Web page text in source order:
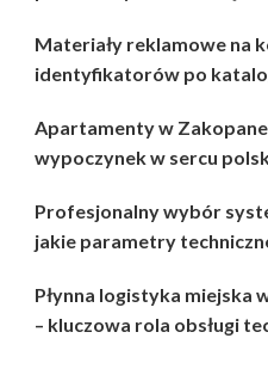
Materiały reklamowe na
identyfikatorów po
Apartamenty w
wypoczynek w sercu
Profesjonalny wybór
jakie parametry
Płynna logistyka miejska
– kluczowa rola obsługi